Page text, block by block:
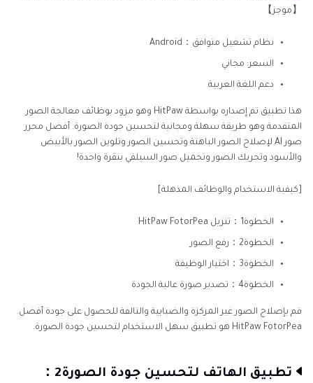
【موجز】
نظام تشغيل متوافق：Android
السعر: مجاني
دعم اللغة العربية
هذا تطبيق تم إصداره بواسطة HitPaw وهو مزود بوظائف معالجة الصور
المتقدمة وهو طريقة سهلة ومجانية لتحسين جودة الصورة. أفضل محرر
صور AI لإصلاح الصور الباهتة وتحسين الصور وتلوين الصور بالأبيض
والأسود وتحريك الصور وتجميل صور السيلفي بنقرة واحدة!
[كيفية الاستخدام والوظائف المذهلة]
الخطوة1：تنزيل HitPaw FotorPea
الخطوة2：رفع الصور
الخطوة3：اختيار الوظيفة
الخطوة4：تصدير صورة عالية الجودة
قم بإصلاح الصور غير المركزة والضبابية والتالفة للحصول على جودة أفضل.
HitPaw FotorPea هو تطبيق سهل الاستخدام لتحسين جودة الصورة.
تطبيق الهاتف لتحسين جودة الصورة2：